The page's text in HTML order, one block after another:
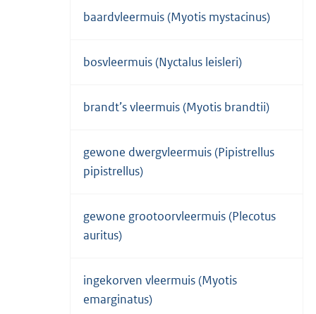
baardvleermuis (Myotis mystacinus)
bosvleermuis (Nyctalus leisleri)
brandt’s vleermuis (Myotis brandtii)
gewone dwergvleermuis (Pipistrellus
pipistrellus)
gewone grootoorvleermuis (Plecotus
auritus)
ingekorven vleermuis (Myotis
emarginatus)